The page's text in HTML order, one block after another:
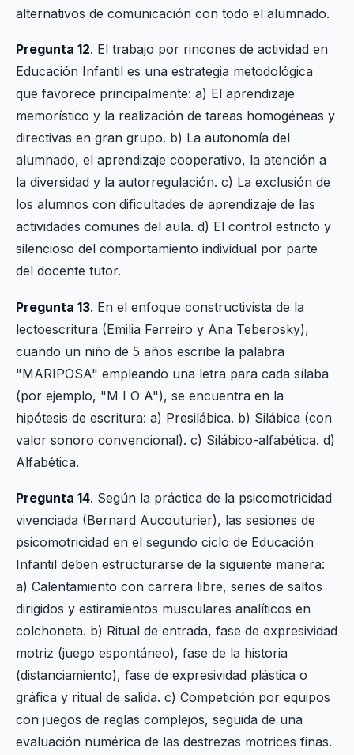
alternativos de comunicación con todo el alumnado.
Pregunta 12. El trabajo por rincones de actividad en
Educación Infantil es una estrategia metodológica
que favorece principalmente: a) El aprendizaje
memorístico y la realización de tareas homogéneas y
directivas en gran grupo. b) La autonomía del
alumnado, el aprendizaje cooperativo, la atención a
la diversidad y la autorregulación. c) La exclusión de
los alumnos con dificultades de aprendizaje de las
actividades comunes del aula. d) El control estricto y
silencioso del comportamiento individual por parte
del docente tutor.
Pregunta 13. En el enfoque constructivista de la
lectoescritura (Emilia Ferreiro y Ana Teberosky),
cuando un niño de 5 años escribe la palabra
"MARIPOSA" empleando una letra para cada sílaba
(por ejemplo, "M I O A"), se encuentra en la
hipótesis de escritura: a) Presilábica. b) Silábica (con
valor sonoro convencional). c) Silábico-alfabética. d)
Alfabética.
Pregunta 14. Según la práctica de la psicomotricidad
vivenciada (Bernard Aucouturier), las sesiones de
psicomotricidad en el segundo ciclo de Educación
Infantil deben estructurarse de la siguiente manera:
a) Calentamiento con carrera libre, series de saltos
dirigidos y estiramientos musculares analíticos en
colchoneta. b) Ritual de entrada, fase de expresividad
motriz (juego espontáneo), fase de la historia
(distanciamiento), fase de expresividad plástica o
gráfica y ritual de salida. c) Competición por equipos
con juegos de reglas complejos, seguida de una
evaluación numérica de las destrezas motrices finas.